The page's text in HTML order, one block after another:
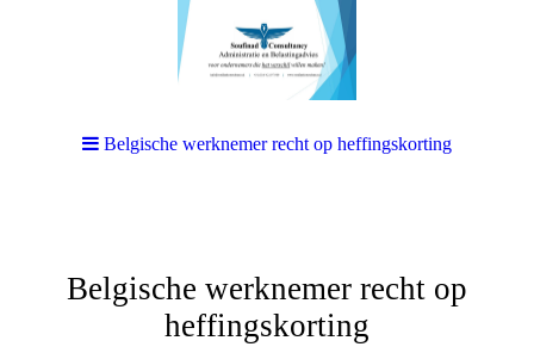
Belgische werknemer recht op
heffingskorting
Belgische werknemer recht op heffingskorting